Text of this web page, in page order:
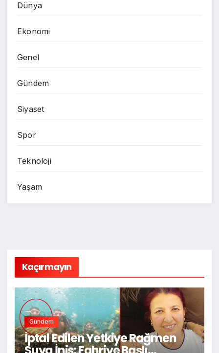
Dünya
Ekonomi
Genel
Gündem
Siyaset
Spor
Teknoloji
Yaşam
Kaçırmayın
Gündem
İptal Edilen Yetkiye Rağmen